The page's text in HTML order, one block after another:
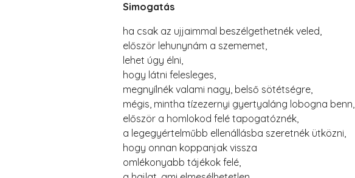
Simogatás
ha csak az ujjaimmal beszélgethetnék veled,
először lehunynám a szememet,
lehet úgy élni,
hogy látni felesleges,
megnyílnék valami nagy, belső sötétségre,
mégis, mintha tízezernyi gyertyaláng lobogna benn,
először a homlokod felé tapogatóznék,
a legegyértelműbb ellenállásba szeretnék ütközni,
hogy onnan koppanjak vissza
omlékonyabb tájékok felé,